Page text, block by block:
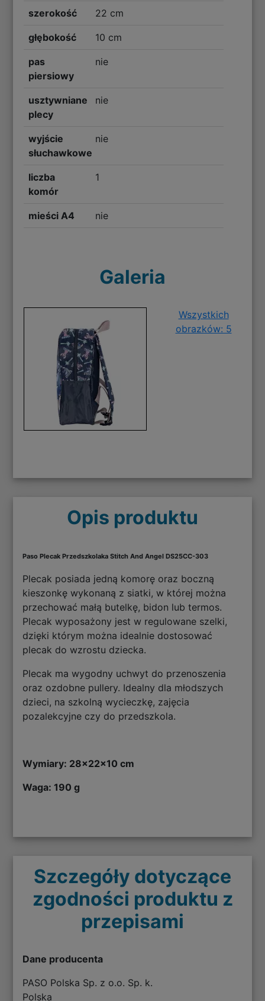
szerokość 22 cm
głębokość 10 cm
pas
piersiowy
nie
usztywniane
plecy
nie
wyjście
słuchawkowe
nie
liczba
komór
1
mieści A4 nie
Galeria
Wszystkich
obrazków: 5
Opis produktu
Paso Plecak Przedszkolaka Stitch And Angel DS25CC-303
Plecak posiada jedną komorę oraz boczną
kieszonkę wykonaną z siatki, w której można
przechować małą butelkę, bidon lub termos.
Plecak wyposażony jest w regulowane szelki,
dzięki którym można idealnie dostosować
plecak do wzrostu dziecka.
Plecak ma wygodny uchwyt do przenoszenia
oraz ozdobne pullery. Idealny dla młodszych
dzieci, na szkolną wycieczkę, zajęcia
pozalekcyjne czy do przedszkola.
Wymiary: 28x22x10 cm
Waga: 190 g
Szczegóły dotyczące
zgodności produktu z
przepisami
Dane producenta
PASO Polska Sp. z o.o. Sp. k.
Polska